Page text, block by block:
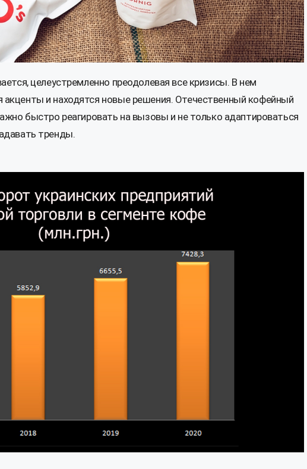
целеустремленно преодолевая все кризисы. В нем
и находятся новые решения. Отечественный кофейный
быстро реагировать на вызовы и не только адаптироваться
тренды.